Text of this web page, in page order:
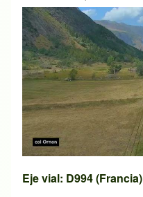
Eje vial: D994 (Francia)